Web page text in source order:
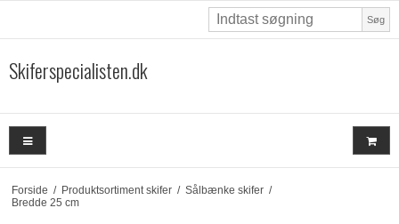
Søg
Skiferspecialisten.dk
Forside / Produktsortiment skifer / Sålbænke skifer /
Bredde 25 cm